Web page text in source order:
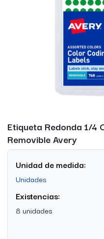
Etiqueta Redonda 1/
Removible Avery
Unidad de medida:
Unidades
Existencias:
8 unidades